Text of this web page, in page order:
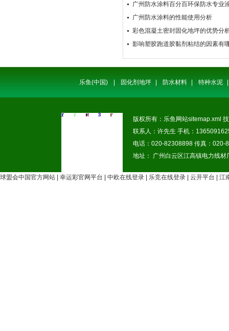
广州防水涂料百分百环保防水专业
广州防水涂料的性能使用分析
彩色混凝土密封固化地坪的优势分
影响塑胶跑道胶黏剂粘结的因素有
乐鱼(中国) 固化剂地坪 防水材料 特种水泥
版权所有：乐鱼网站sitemap.xml
联系人：许先生 手机：
电话：020-82308898 传真：020-
地址： 广州白云区江高镇电力线材
球盟会中国官方网站 幸运彩官网平台 中欧在线登录 乐竞在线登录 云开平台 江